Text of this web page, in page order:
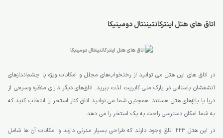
اتاق های هتل اینترکانتیننتال دومینیکا
در اتاق های این هتل می توانید از رختخواب‌های مجلل و امکانات ویژه با چشم‌اندازهای
آتشفشان باستانی در پارک ملی کابریت لذت ببرید. اتاق‌های دیگر دارای منظره وسیعی از
دریا یا باغ‌های هتل هستند. همچنین شما می توانید اتاق کنار استخر را انتخاب کنید که
به شما امکان دسترسی راحت به یک استخر را می دهد.
در این هتل 223 اتاق وجود دارند که طراحی بسیار مدرنی دارند و امکانات آن ها شامل